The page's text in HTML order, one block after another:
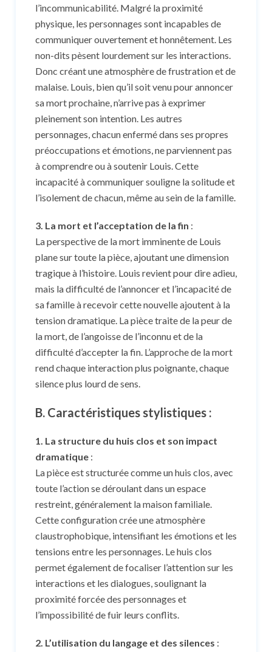
l’incommunicabilité. Malgré la proximité
physique, les personnages sont incapables de
communiquer ouvertement et honnêtement. Les
non-dits pèsent lourdement sur les interactions.
Donc créant une atmosphère de frustration et de
malaise. Louis, bien qu’il soit venu pour annoncer
sa mort prochaine, n’arrive pas à exprimer
pleinement son intention. Les autres
personnages, chacun enfermé dans ses propres
préoccupations et émotions, ne parviennent pas
à comprendre ou à soutenir Louis. Cette
incapacité à communiquer souligne la solitude et
l’isolement de chacun, même au sein de la famille.
3. La mort et l’acceptation de la fin :
La perspective de la mort imminente de Louis
plane sur toute la pièce, ajoutant une dimension
tragique à l’histoire. Louis revient pour dire adieu,
mais la difficulté de l’annoncer et l’incapacité de
sa famille à recevoir cette nouvelle ajoutent à la
tension dramatique. La pièce traite de la peur de
la mort, de l’angoisse de l’inconnu et de la
difficulté d’accepter la fin. L’approche de la mort
rend chaque interaction plus poignante, chaque
silence plus lourd de sens.
B. Caractéristiques stylistiques :
1. La structure du huis clos et son impact
dramatique :
La pièce est structurée comme un huis clos, avec
toute l’action se déroulant dans un espace
restreint, généralement la maison familiale.
Cette configuration crée une atmosphère
claustrophobique, intensifiant les émotions et les
tensions entre les personnages. Le huis clos
permet également de focaliser l’attention sur les
interactions et les dialogues, soulignant la
proximité forcée des personnages et
l’impossibilité de fuir leurs conflits.
2. L’utilisation du langage et des silences :